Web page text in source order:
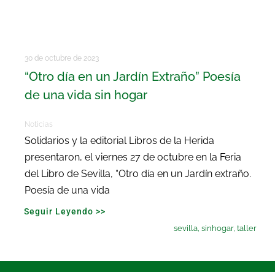
30 de octubre de 2023
“Otro día en un Jardín Extraño” Poesía
de una vida sin hogar
Noticias
Solidarios y la editorial Libros de la Herida
presentaron, el viernes 27 de octubre en la Feria
del Libro de Sevilla, “Otro día en un Jardín extraño.
Poesía de una vida
Seguir Leyendo >>
sevilla,sinhogar,taller